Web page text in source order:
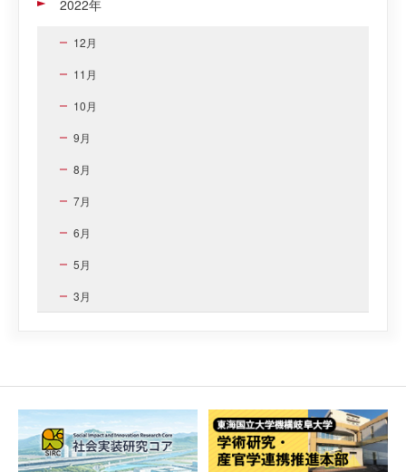
2022年
12月
11月
10月
9月
8月
7月
6月
5月
3月